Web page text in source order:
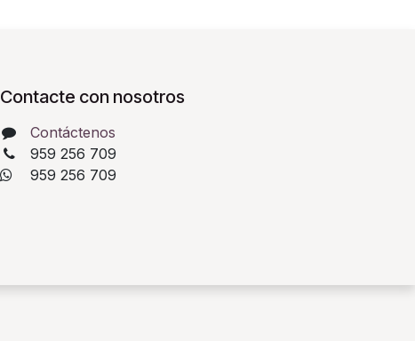
Contacte con nosotros
Contáctenos
959 256 709
​ 959 256 709